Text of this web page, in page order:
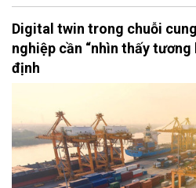
Digital twin trong chuỗi
nghiệp cần “nhìn thấy
định